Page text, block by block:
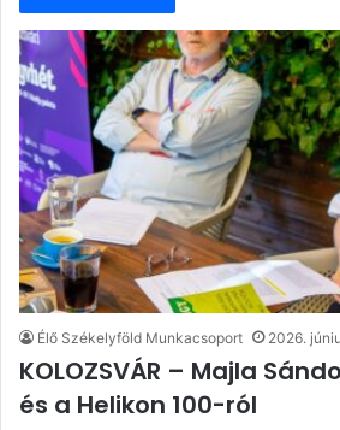
Élő Székelyföld Munkacsoport 2026.
KOLOZSVÁR – Majla
és a Helikon 100-ról